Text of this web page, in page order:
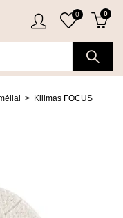
0 0
Kilimas FOCUS